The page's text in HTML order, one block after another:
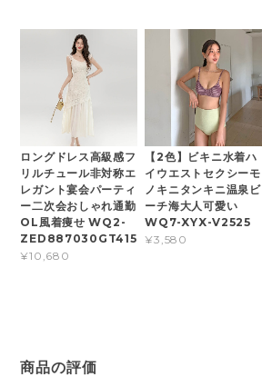
ロングドレス高級感フ
リルチュール非対称エ
レガント宴会パーティ
ー二次会おしゃれ通勤
OL風着痩せ WQ2-
ZED887030GT415
¥10,680
【2色】ビキニ水着ハ
イウエストセクシーモ
ノキニタンキニ温泉ビ
ーチ海大人可愛い
WQ7-XYX-V2525
¥3,580
商品の評価